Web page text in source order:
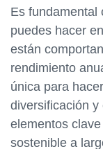
Es fundamental
puedes hacer
están
rendimiento
única para
diversificación
elementos
sostenible a